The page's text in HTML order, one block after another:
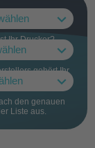
Ihr Drucker?
gehört Ihr
den genauen
Liste aus.